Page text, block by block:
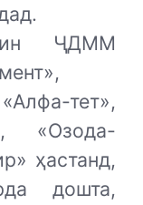
ҶДММ
тет»,
«Озода-
ҳастанд,
дошта,